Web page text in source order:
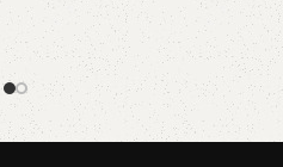
Añadir al carrito